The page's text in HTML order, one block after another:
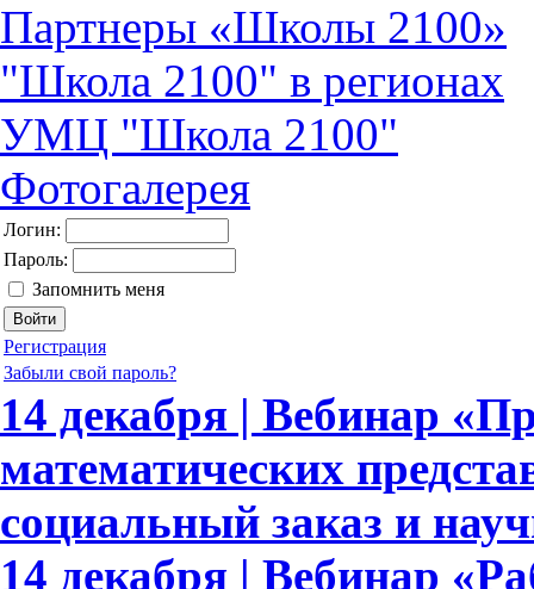
Партнеры «Школы 2100»
"Школа 2100" в регионах
УМЦ "Школа 2100"
Фотогалерея
Логин:
Пароль:
Запомнить меня
Регистрация
Забыли свой пароль?
14 декабря | Вебинар
математических
социальный заказ и
14 декабря | Вебинар